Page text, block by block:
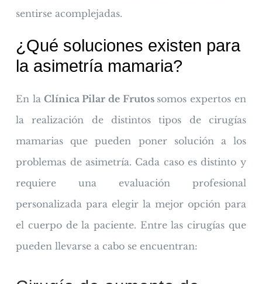
sentirse acomplejadas.
¿Qué soluciones existen para
la asimetría mamaria?
En la Clínica Pilar de Frutos somos expertos en
la realización de distintos tipos de cirugías
mamarias que pueden poner solución a los
problemas de asimetría. Cada caso es distinto y
requiere una evaluación profesional
personalizada para elegir la mejor opción para
el cuerpo de la paciente. Entre las cirugías que
pueden llevarse a cabo se encuentran: